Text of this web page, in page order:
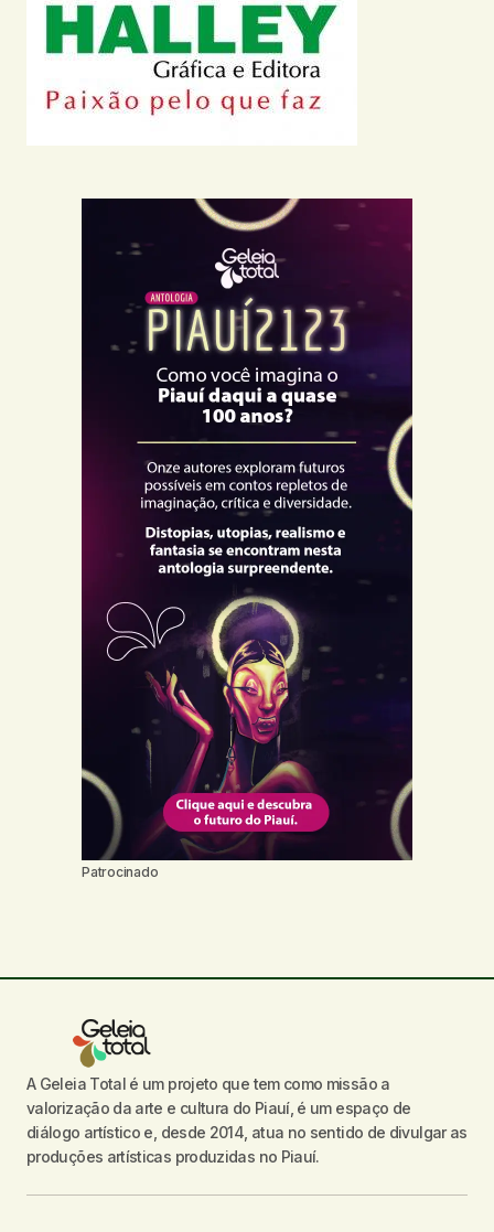
Patrocinado
A Geleia Total é um projeto que tem como missão a
valorização da arte e cultura do Piauí, é um espaço de
diálogo artístico e, desde 2014, atua no sentido de divulgar as
produções artísticas produzidas no Piauí.